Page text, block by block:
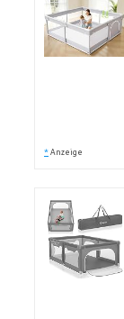
* Anzeige